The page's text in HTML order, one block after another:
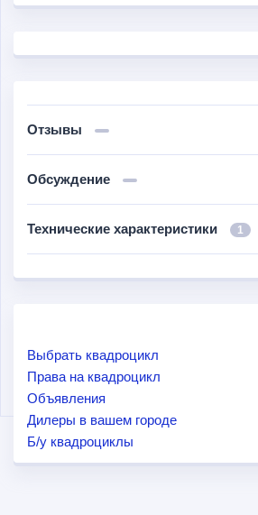
Отзывы
Обсуждение
Технические характеристики 1
Выбрать квадроцикл
Права на квадроцикл
Объявления
Дилеры в вашем городе
Б/у квадроциклы